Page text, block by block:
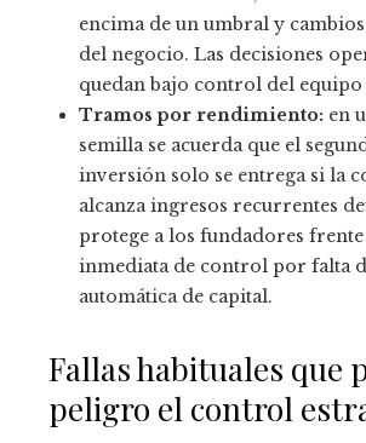
encima de un umbral y
del negocio. Las decisiones
quedan bajo control del
Tramos por rendimiento: en
semilla se acuerda que el
inversión solo se entrega si la
alcanza ingresos recurrentes
protege a los fundadores frente
inmediata de control por falta
automática de capital.
Fallas habituales que
peligro el control